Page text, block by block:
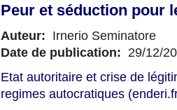
Peur et séduction pour
Auteur: Irnerio Seminatore
Date de publication: 29/12/
Etat autoritaire et crise de
regimes autocratiques